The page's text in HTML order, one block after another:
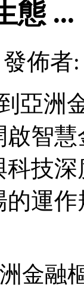
態 ...
發佈者
亞洲
智
技
運
金融